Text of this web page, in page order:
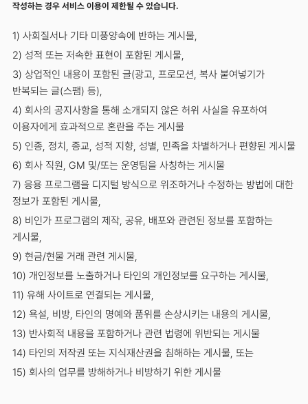
작성하는 경우 서비스 이용이 제한될 수 있습니다.
1) 사회질서나 기타 미풍양속에 반하는 게시물,
2) 성적 또는 저속한 표현이 포함된 게시물,
3) 상업적인 내용이 포함된 글(광고, 프로모션, 복사 붙여넣기가
반복되는 글(스팸) 등),
4) 회사의 공지사항을 통해 소개되지 않은 허위 사실을 유포하여
이용자에게 효과적으로 혼란을 주는 게시물
5) 인종, 정치, 종교, 성적 지향, 성별, 민족을 차별하거나 편향된 게시물
6) 회사 직원, GM 및/또는 운영팀을 사칭하는 게시물
7) 응용 프로그램을 디지털 방식으로 위조하거나 수정하는 방법에 대한
정보가 포함된 게시물,
8) 비인가 프로그램의 제작, 공유, 배포와 관련된 정보를 포함하는
게시물,
9) 현금/현물 거래 관련 게시물,
10) 개인정보를 노출하거나 타인의 개인정보를 요구하는 게시물,
11) 유해 사이트로 연결되는 게시물,
12) 욕설, 비방, 타인의 명예와 품위를 손상시키는 내용의 게시물,
13) 반사회적 내용을 포함하거나 관련 법령에 위반되는 게시물
14) 타인의 저작권 또는 지식재산권을 침해하는 게시물, 또는
15) 회사의 업무를 방해하거나 비방하기 위한 게시물